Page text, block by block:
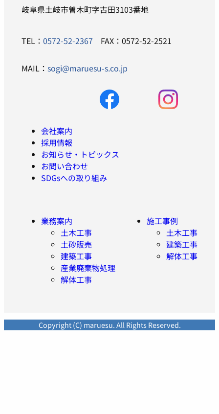
岐阜県土岐市曽木町字古田3103番地
TEL： 0572-52-2367 FAX：0572-52-2521
MAIL： sogi@maruesu-s.co.jp
会社案内
採用情報
お知らせ・トピックス
お問い合わせ
SDGsへの取り組み
業務案内
土木工事
土砂販売
建築工事
産業廃棄物処理
解体工事
施工事例
土木工事
建築工事
解体工事
Copyright (C) maruesu. All Rights Reserved.